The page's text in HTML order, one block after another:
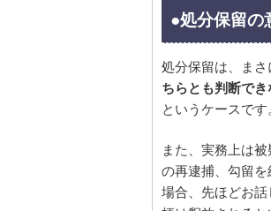
●処分保留の
処分保留は、ま
ちらとも判断でき
というケースです
また、実務上は
の再逮捕、勾留
場合、先ほどお